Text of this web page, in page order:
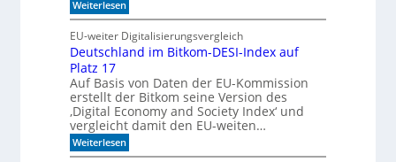
f
i
m
A
k
s
i
k
p
a
n
Weiterlesen:
H
u
t
s
h
o
n
a
n
EU-weiter Digitalisierungsvergleich
Deutschland im Bitkom-DESI-Index auf
Platz 17
Auf Basis von Daten der EU-Kommission
erstellt der Bitkom seine Version des
‚Digital Economy and Society Index‘ und
vergleicht damit den EU-weiten…
Weiterlesen:
D